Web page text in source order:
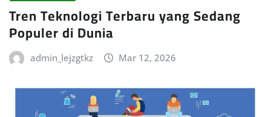
Tren Teknologi Terbaru yang Sedang
Populer di Dunia
admin_lejzgtkz Mar 12, 2026